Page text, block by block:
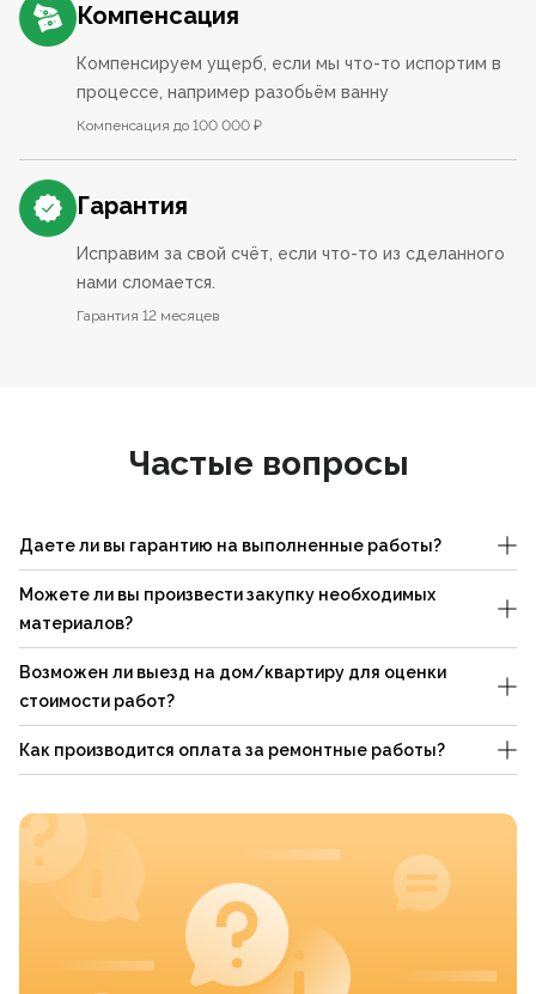
Компенсация
Компенсируем ущерб, если мы что-то испортим в
процессе, например разобьём ванну
Компенсация до 100 000 ₽
Гарантия
Исправим за свой счёт, если что-то из сделанного
нами сломается.
Гарантия 12 месяцев
Частые вопросы
Даете ли вы гарантию на выполненные работы?
Можете ли вы произвести закупку необходимых
материалов?
Возможен ли выезд на дом/квартиру для оценки
стоимости работ?
Как производится оплата за ремонтные работы?